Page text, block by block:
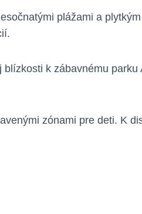
plážami a
k zábavnému
zónami pre deti. K